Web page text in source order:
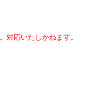
対応いたしかねます。